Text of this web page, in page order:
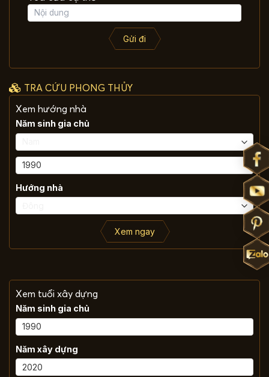
Gửi đi
TRA CỨU PHONG THỦY
Xem hướng nhà
Năm sinh gia chủ
Hướng nhà
Xem ngay
Xem tuổi xây dựng
Năm sinh gia chủ
Năm xây dựng